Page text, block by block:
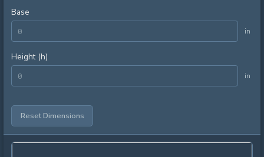
Base
in
Height (h)
in
Reset Dimensions